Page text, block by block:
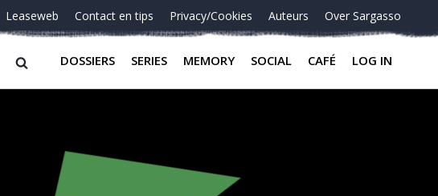
Leaseweb Contact en tips Privacy/Cookies Auteurs Over Sargasso
DOSSIERS SERIES MEMORY SOCIAL CAFÉ LOG IN